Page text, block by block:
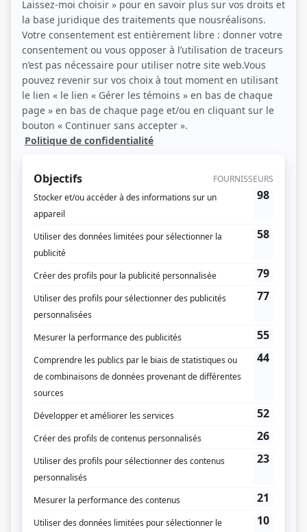
(Source: Canal Vie)
Description sommaire de l'histoire
Parc Safari, un des plus gros zoos du Québec avec ses 500 pensionnaires. Si
cet endroit émerveille depuis 50 ans, c’est grâce aux efforts d’intervenants
passionnés. Cette émission montre leur travail, la mission de conservation du
parc et les naissances qui s’y déroulent.
Liens
Fiche deUn safari près de chez noussur Showbizz.net
Compagnie de production
Attraction Images
Du 17 octobre 2019 au 19 décembre 2019
Durée et heure de diffusion
10 épisodes au total